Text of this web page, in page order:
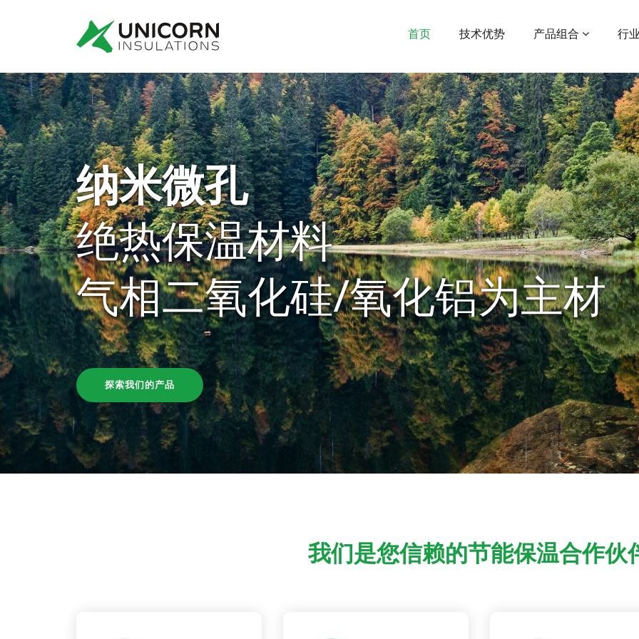
首页 技术优势 产品组合 行
纳米微孔
绝热保温材料
气相二氧化硅/氧化铝为主材
探索我们的产品
我们是您信赖的节能保温合作伙